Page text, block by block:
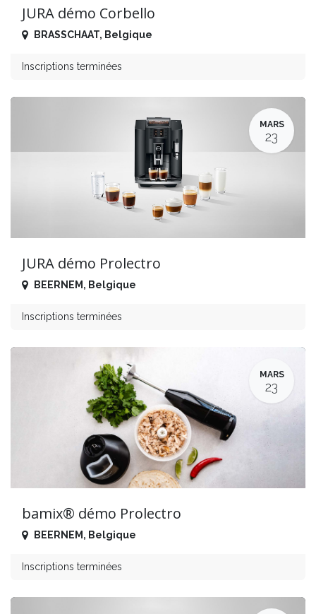
JURA démo Corbello
BRASSCHAAT, Belgique
Inscriptions terminées
MARS
23
JURA démo Prolectro
BEERNEM , Belgique
Inscriptions terminées
MARS
23
bamix® démo Prolectro
BEERNEM , Belgique
Inscriptions terminées